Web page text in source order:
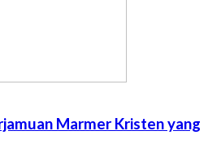
Marmer Kristen yang